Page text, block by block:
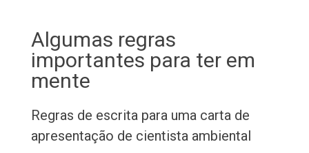
Algumas regras
importantes para ter em
mente
Regras de escrita para uma carta de
apresentação de cientista ambiental